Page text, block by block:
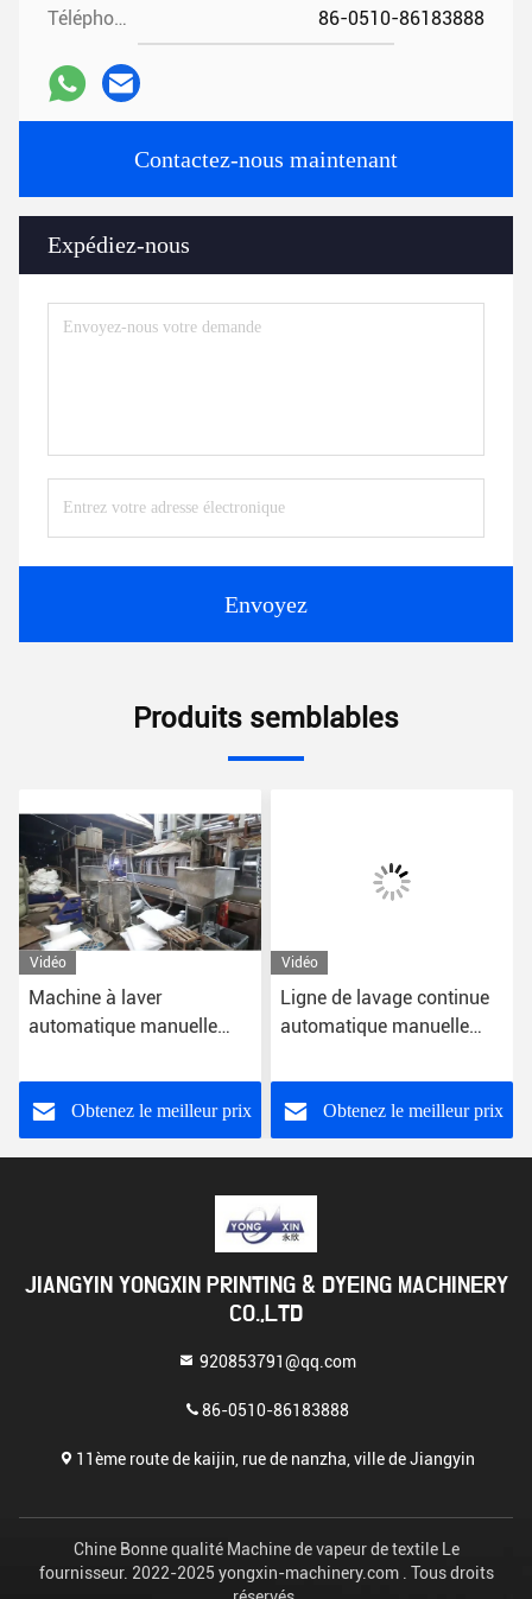
Téléphone: 86-0510-86183888
Contactez-nous maintenant
Expédiez-nous
Envoyez
Produits semblables
Vidéo
Machine à laver
automatique manuelle
tissu de teinture
Obtenez le meilleur prix
Vidéo
Ligne de lavage continue
automatique manuelle
200m/chambre de textile
Obtenez le meilleur prix
JIANGYIN YONGXIN PRINTING & DYEING MACHINERY
CO.,LTD
920853791@qq.com
86-0510-86183888
11ème route de kaijin, rue de nanzha, ville de Jiangyin
Chine Bonne qualité Machine de vapeur de textile Le
fournisseur. 2022-2025 yongxin-machinery.com . Tous droits